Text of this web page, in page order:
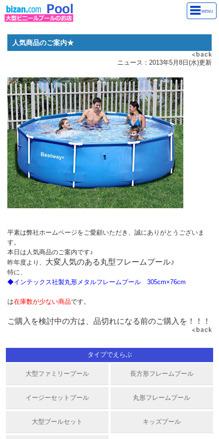
MENU
人気商品のご案内★
ニュース：2013年5月8日(水)更新
平素は弊社ホームページをご愛顧いただき、誠にありがとうございま
す。
本日は人気商品のご案内です♪
昨年度より、 大変人気のある丸型フレームプール♪
特に、
◆インテックス社製丸形メタルフレームプール 305cm×76cm
は在庫数が少ない商品です。
ご購入を検討中の方は、品切れになる前のご購入を！！！
タイプでえらぶ
大型ファミリープール 長方形フレームプール
イージーセットプール 丸形フレームプール
大型プールセット キッズプール